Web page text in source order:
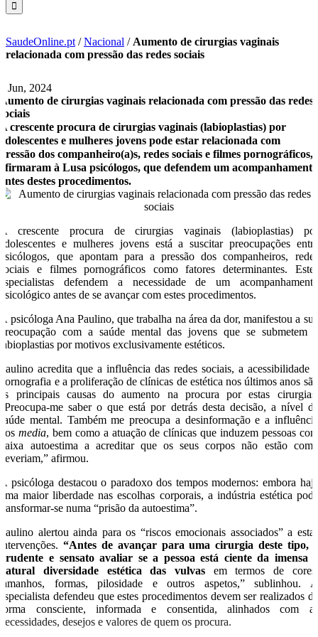
SaudeOnline.pt /Nacional / Aumento de cirurgias vaginais
relacionada com pressão das redes sociais
3 Jun, 2024
Aumento de cirurgias vaginais relacionada com pressão das redes
sociais
A crescente procura de cirurgias vaginais (labioplastias) por
adolescentes e mulheres jovens pode estar relacionada com
pressão dos companheiro(a)s, redes sociais e filmes pornográficos,
afirmaram à Lusa psicólogos, que defendem um acompanhamento
antes destes procedimentos.
A crescente procura de cirurgias vaginais (labioplastias) por
adolescentes e mulheres jovens está a suscitar preocupações entre
psicólogos, que apontam para a pressão dos companheiros, redes
sociais e filmes pornográficos como fatores determinantes. Estes
especialistas defendem a necessidade de um acompanhamento
psicológico antes de se avançar com estes procedimentos.
A psicóloga Ana Paulino, que trabalha na área da dor, manifestou a sua
preocupação com a saúde mental das jovens que se submetem a
labioplastias por motivos exclusivamente estéticos.
Paulino acredita que a influência das redes sociais, a acessibilidade à
pornografia e a proliferação de clínicas de estética nos últimos anos são
as principais causas do aumento na procura por estas cirurgias.
“Preocupa-me saber o que está por detrás desta decisão, a nível de
saúde mental. Também me preocupa a desinformação e a influência
dosmedia, bem como a atuação de clínicas que induzem pessoas com
baixa autoestima a acreditar que os seus corpos não estão como
deveriam,” afirmou.
A psicóloga destacou o paradoxo dos tempos modernos: embora haja
uma maior liberdade nas escolhas corporais, a indústria estética pode
transformar-se numa “prisão da autoestima”.
Paulino alertou ainda para os “riscos emocionais associados” a estas
intervenções.“Antes de avançar para uma cirurgia deste tipo, é
prudente e sensato avaliar se a pessoa está ciente da imensa e
natural diversidade estética das vulvas em termos de cores,
tamanhos, formas, pilosidade e outros aspetos,” sublinhou. A
especialista defendeu que estes procedimentos devem ser realizados de
forma consciente, informada e consentida, alinhados com as
necessidades, desejos e valores de quem os procura.